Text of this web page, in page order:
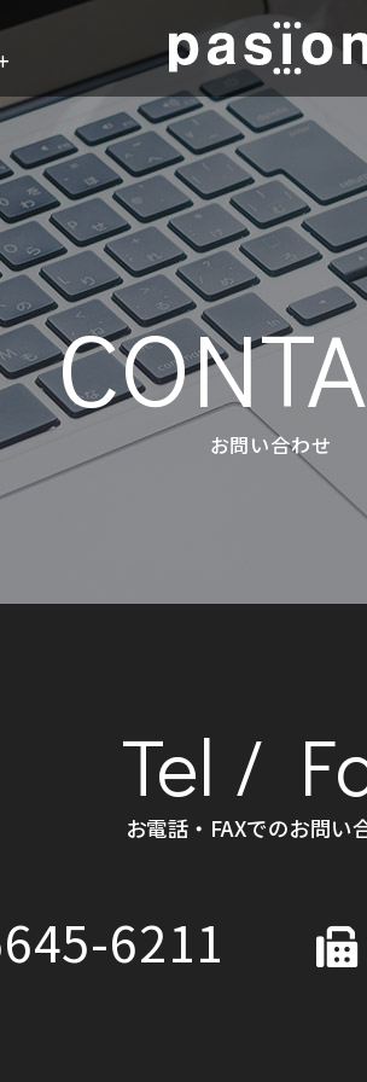
お問い合わせ
Tel /
お電話・FAXでのお問い
6211